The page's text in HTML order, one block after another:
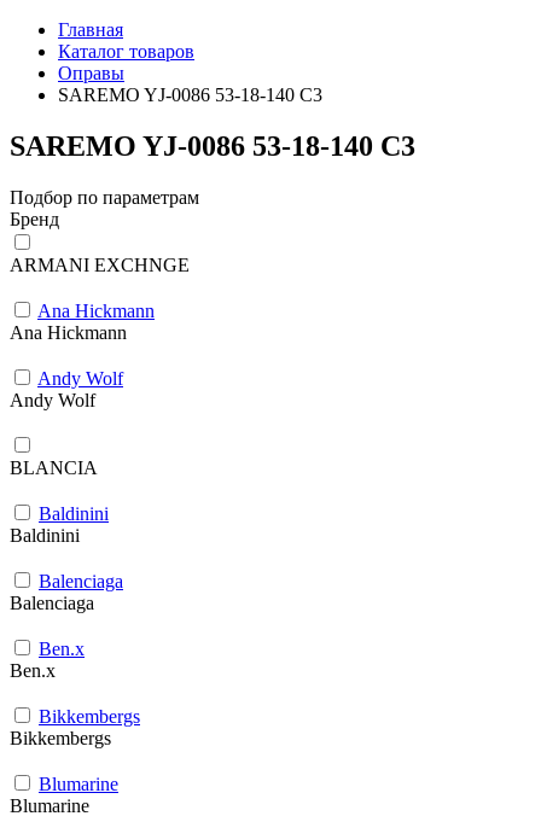
Главная
Каталог товаров
Оправы
SAREMO YJ-0086 53-18-140 C3
SAREMO YJ-0086 53-18-140 C3
Подбор по параметрам
Бренд
ARMANI EXCHNGE
Ana Hickmann
Ana Hickmann
Andy Wolf
Andy Wolf
BLANCIA
Baldinini
Baldinini
Balenciaga
Balenciaga
Ben.x
Ben.x
Bikkembergs
Bikkembergs
Blumarine
Blumarine